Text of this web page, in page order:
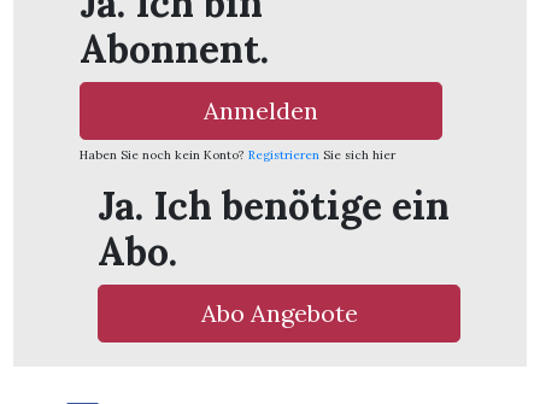
Abonnent.
Anmelden
Haben Sie noch kein Konto? Registrieren Sie sich hier
Ja. Ich benötige ein
Abo.
Abo Angebote